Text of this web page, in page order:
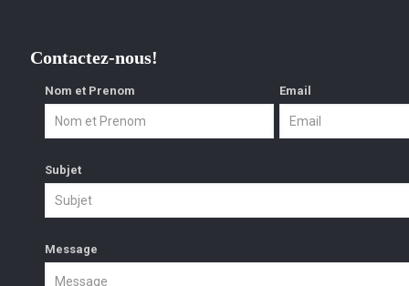
Contactez-nous!
Nom et Prenom Email
Subjet
Message